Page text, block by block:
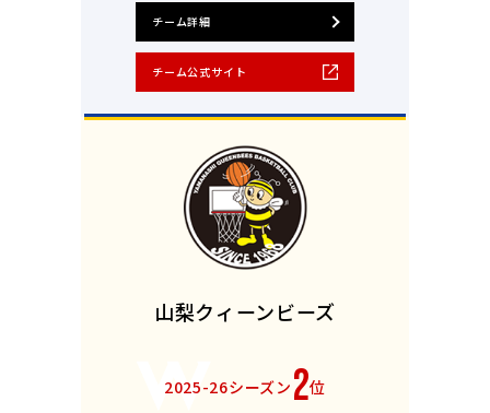
チーム詳細
チーム公式サイト
山梨クィーンビーズ
2025-26シーズン 2位